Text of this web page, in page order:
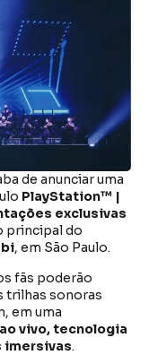
de anunciar uma
PlayStation™ |
exclusivas
principal do
, em São Paulo.
fãs poderão
trilhas sonoras
em uma
vivo, tecnologia
imersivas.